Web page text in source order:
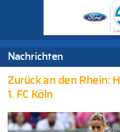
Nachrichten
Zurück an den Rhein:
1. FC Köln